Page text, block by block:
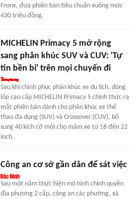
Fronx, đưa phiên bản tiêu chuẩn xuống mức
430 triệu đồng.
MICHELIN Primacy 5 mở rộng
sang phân khúc SUV và CUV: 'Tự
tin bền bỉ' trên mọi chuyến đi
Sau khi chinh phục phân khúc xe du lịch, dòng
lốp cao cấp MICHELIN Primacy 5 chính thức ra
mắt phiên bản dành cho phân khúc xe thể
thao đa dụng (SUV) và Crossover (CUV), bổ
sung 40 kích cỡ mới cho mâm xe từ 16 đến 22
inch.
Công an cơ sở gần dân để sát việc
Sau một năm thực hiện mô hình chính quyền
địa phương 2 cấp, công an các phường, xã